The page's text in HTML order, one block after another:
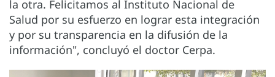
la otra. Felicitamos al Instituto Nacional de
Salud por su esfuerzo en lograr esta integración
y por su transparencia en la difusión de la
información", concluyó el doctor Cerpa.